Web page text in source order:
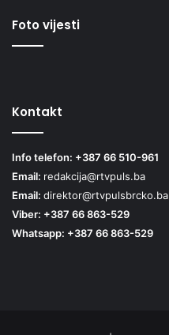
Foto vijesti
Kontakt
Info telefon: +387 66 510-961
Email: redakcija@rtvpuls.ba
Email: direktor@rtvpulsbrcko.ba
Viber: +387 66 863-529
Whatsapp: +387 66 863-529